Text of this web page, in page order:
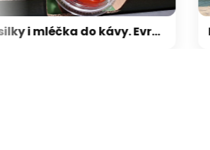
Zásilky i mléčka do kávy. Evropa mění pravidla pro obaly, první změny přijdou nenápadně